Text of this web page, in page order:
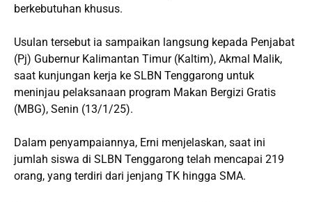
berkebutuhan khusus.
Usulan tersebut ia sampaikan langsung kepada Penjabat
(Pj) Gubernur Kalimantan Timur (Kaltim), Akmal Malik,
saat kunjungan kerja ke SLBN Tenggarong untuk
meninjau pelaksanaan program Makan Bergizi Gratis
(MBG), Senin (13/1/25).
Dalam penyampaiannya, Erni menjelaskan, saat ini
jumlah siswa di SLBN Tenggarong telah mencapai 219
orang, yang terdiri dari jenjang TK hingga SMA.